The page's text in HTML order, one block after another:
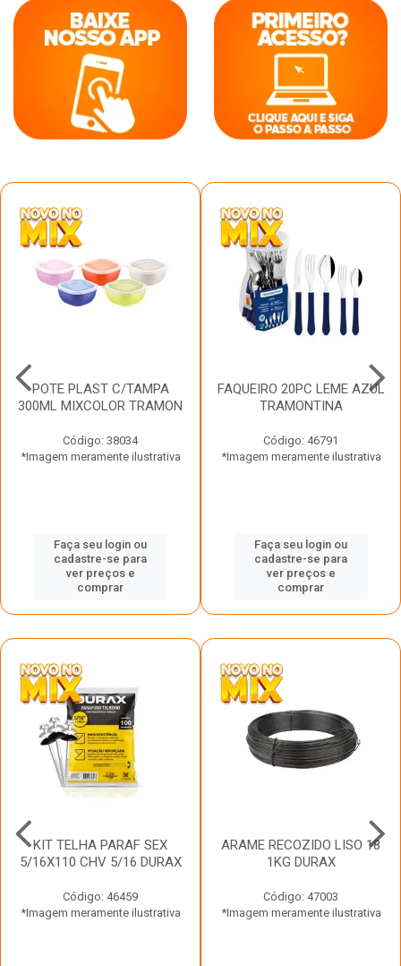
POTE PLAST C/TAMPA
300ML MIXCOLOR TRAMON
Código: 38034
*Imagem meramente ilustrativa
Faça seu login ou
cadastre-se para
ver preços e
comprar
FAQUEIRO 20PC LEME AZUL
TRAMONTINA
Código: 46791
*Imagem meramente ilustrativa
Faça seu login ou
cadastre-se para
ver preços e
comprar
KIT TELHA PARAF SEX
5/16X110 CHV 5/16 DURAX
Código: 46459
*Imagem meramente ilustrativa
ARAME RECOZIDO LISO 18
1KG DURAX
Código: 47003
*Imagem meramente ilustrativa